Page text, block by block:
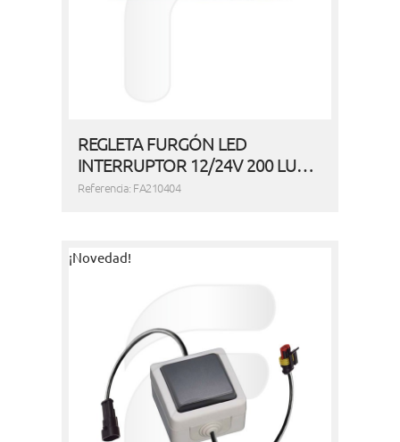
REGLETA FURGÓN LED
INTERRUPTOR 12/24V 200 LU…
Referencia: FA210404
¡Novedad!